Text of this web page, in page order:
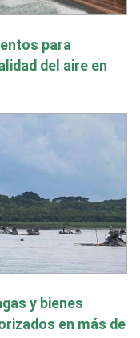
para
del aire en
y bienes
en más de